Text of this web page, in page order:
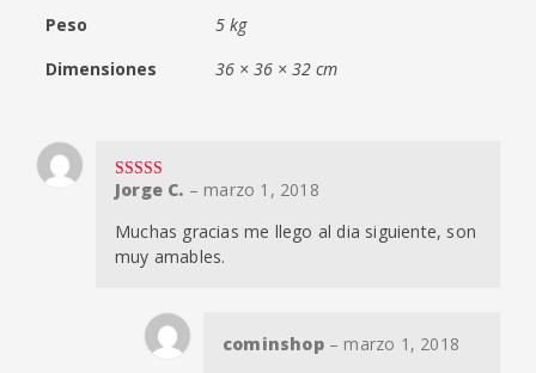
Peso
5 kg
Dimensiones
36 × 36 × 32 cm
Valorado en
Jorge C. – marzo 1, 2018
Muchas gracias me llego al dia siguiente, son
muy amables.
cominshop – marzo 1, 2018